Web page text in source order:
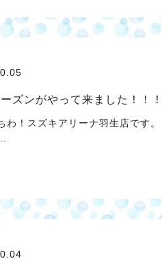
ズンがやって来ました！！！
わ！スズキアリーナ羽生店です